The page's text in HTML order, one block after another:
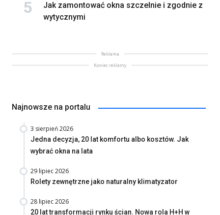
Jak zamontować okna szczelnie i zgodnie z
wytycznymi
Reklama
Koniec reklamy
Najnowsze na portalu
3 sierpień 2026
Jedna decyzja, 20 lat komfortu albo kosztów. Jak
wybrać okna na lata
29 lipiec 2026
Rolety zewnętrzne jako naturalny klimatyzator
28 lipiec 2026
20 lat transformacji rynku ścian. Nowa rola H+H w